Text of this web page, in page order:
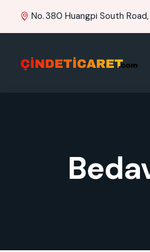
No. 380 Huangpi South